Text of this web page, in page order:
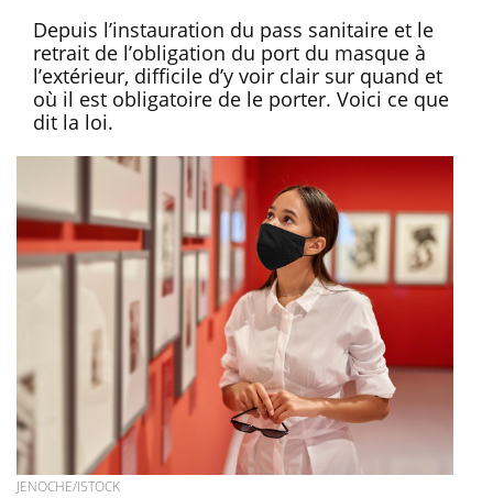
Depuis l’instauration du pass sanitaire et le
retrait de l’obligation du port du masque à
l’extérieur, difficile d’y voir clair sur quand et
où il est obligatoire de le porter. Voici ce que
dit la loi.
JENOCHE/ISTOCK